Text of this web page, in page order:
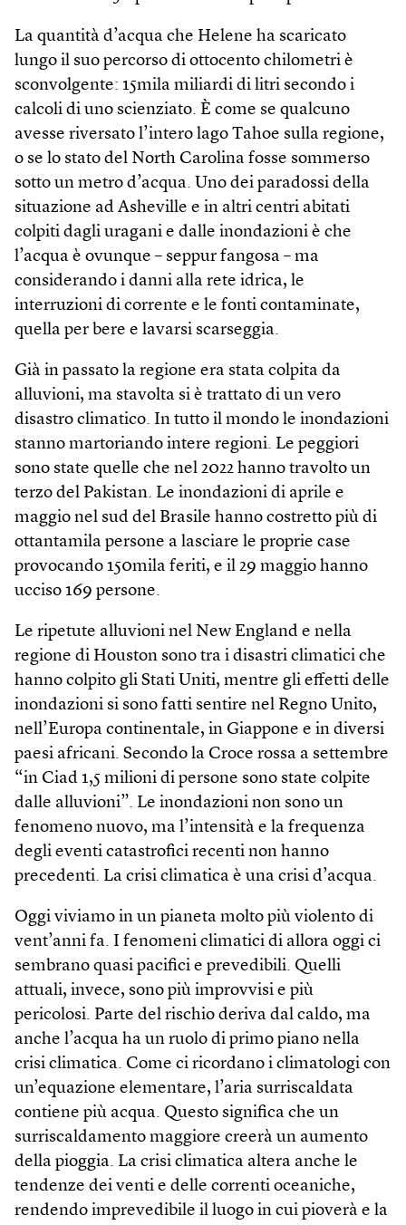
La quantità d’acqua che Helene ha scaricato
lungo il suo percorso di ottocento chilometri è
sconvolgente: 15mila miliardi di litri secondo i
calcoli di uno scienziato. È come se qualcuno
avesse riversato l’intero lago Tahoe sulla regione,
o se lo stato del North Carolina fosse sommerso
sotto un metro d’acqua. Uno dei paradossi della
situazione ad Asheville e in altri centri abitati
colpiti dagli uragani e dalle inondazioni è che
l’acqua è ovunque – seppur fangosa – ma
considerando i danni alla rete idrica, le
interruzioni di corrente e le fonti contaminate,
quella per bere e lavarsi scarseggia.
Già in passato la regione era stata colpita da
alluvioni, ma stavolta si è trattato di un vero
disastro climatico. In tutto il mondo le inondazioni
stanno martoriando intere regioni. Le peggiori
sono state quelle che nel 2022 hanno travolto un
terzo del Pakistan. Le inondazioni di aprile e
maggio nel sud del Brasile hanno costretto più di
ottantamila persone a lasciare le proprie case
provocando 150mila feriti, e il 29 maggio hanno
ucciso 169 persone.
Le ripetute alluvioni nel New England e nella
regione di Houston sono tra i disastri climatici che
hanno colpito gli Stati Uniti, mentre gli effetti delle
inondazioni si sono fatti sentire nel Regno Unito,
nell’Europa continentale, in Giappone e in diversi
paesi africani. Secondo la Croce rossa a settembre
“in Ciad 1,5 milioni di persone sono state colpite
dalle alluvioni”. Le inondazioni non sono un
fenomeno nuovo, ma l’intensità e la frequenza
degli eventi catastrofici recenti non hanno
precedenti. La crisi climatica è una crisi d’acqua.
Oggi viviamo in un pianeta molto più violento di
vent’anni fa. I fenomeni climatici di allora oggi ci
sembrano quasi pacifici e prevedibili. Quelli
attuali, invece, sono più improvvisi e più
pericolosi. Parte del rischio deriva dal caldo, ma
anche l’acqua ha un ruolo di primo piano nella
crisi climatica. Come ci ricordano i climatologi con
un’equazione elementare, l’aria surriscaldata
contiene più acqua. Questo significa che un
surriscaldamento maggiore creerà un aumento
della pioggia. La crisi climatica altera anche le
tendenze dei venti e delle correnti oceaniche,
rendendo imprevedibile il luogo in cui pioverà e la